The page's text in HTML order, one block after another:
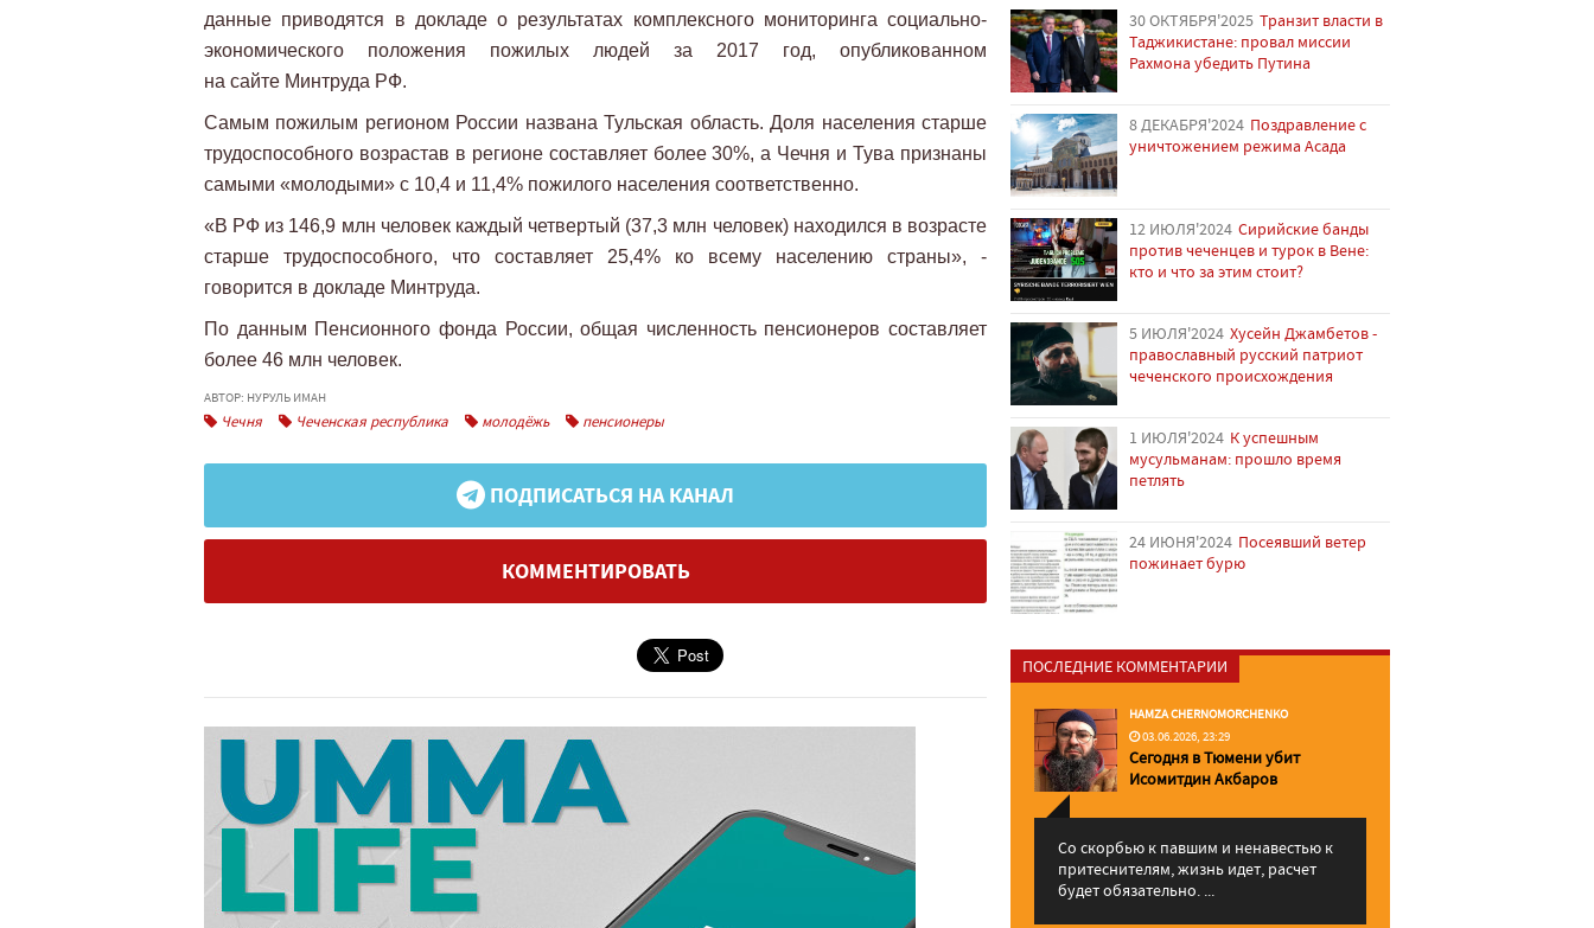
данные приводятся в докладе о результатах комплексного мониторинга социально-
экономического положения пожилых людей за 2017 год, опубликованном
на сайте Минтруда РФ.
Самым пожилым регионом России названа Тульская область. Доля населения старше
трудоспособного возрастав в регионе составляет более 30%, а Чечня и Тува признаны
самыми «молодыми» с 10,4 и 11,4% пожилого населения соответственно.
«В РФ из 146,9 млн человек каждый четвертый (37,3 млн человек) находился в возрасте
старше трудоспособного, что составляет 25,4% ко всему населению страны», -
говорится в докладе Минтруда.
По данным Пенсионного фонда России, общая численность пенсионеров составляет
более 46 млн человек.
АВТОР: НУРУЛЬ ИМАН
Чечня Чеченская республика молодёжь пенсионеры
ПОДПИСАТЬСЯ НА КАНАЛ
КОММЕНТИРОВАТЬ
30 ОКТЯБРЯ'2025 Транзит власти в
Таджикистане: провал миссии
Рахмона убедить Путина
8 ДЕКАБРЯ'2024 Поздравление с
уничтожением режима Асада
12 ИЮЛЯ'2024 Сирийские банды
против чеченцев и турок в Вене:
кто и что за этим стоит?
5 ИЮЛЯ'2024 Хусейн Джамбетов -
православный русский патриот
чеченского происхождения
1 ИЮЛЯ'2024 К успешным
мусульманам: прошло время
петлять
24 ИЮНЯ'2024 Посеявший ветер
пожинает бурю
ПОСЛЕДНИЕ КОММЕНТАРИИ
HAMZA CHERNOMORCHENKO
03.06.2026, 23:29
Сегодня в Тюмени убит
Исомитдин Акбаров
Со скорбью к павшим и ненавестью к
притеснителям, жизнь идет, расчет
будет обязательно. ...